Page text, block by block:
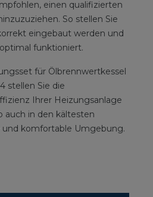
einen qualifizierten
So stellen Sie
eingebaut werden und
funktioniert.
für Ölbrennwertkessel
stellen Sie die
Ihrer Heizungsanlage
auch in den kältesten
komfortable Umgebung.